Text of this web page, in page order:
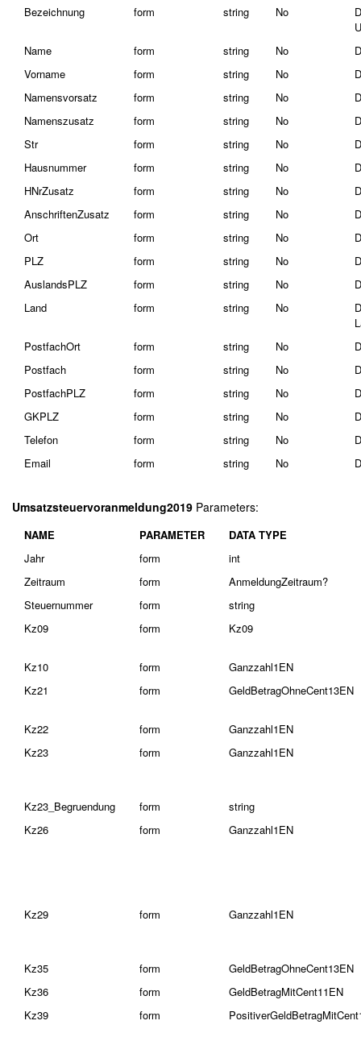
Bezeichnung form string No
Name
form string No
Vorname
form string No
Namensvorsatz
form string No
Namenszusatz
form string No
Str
form string No
Hausnummer
form string No
HNrZusatz
form string No
AnschriftenZusatz
form string No
Ort
form string No
PLZ
form string No
AuslandsPLZ
form string No
Land
form string No
PostfachOrt
form string No
Postfach
form string No
PostfachPLZ
form string No
GKPLZ
form string No
Telefon
form string No
Email
form string No
Umsatzsteuervoranmeldung2019 Parameters:
NAME PARAMETER
DATA TYPE
Jahr
form
int
Zeitraum
form
AnmeldungZeitraum?
Steuernummer
form
string
Kz09
form Kz09
Kz10 form
Ganzzahl1EN
Kz21
form GeldBetragOhneCent13EN
Kz22 form
Ganzzahl1EN
Kz23
form Ganzzahl1EN
Kz23_Begruendung form
string
Kz26
form Ganzzahl1EN
Kz29 form Ganzzahl1EN
Kz35 form
GeldBetragOhneCent13EN
Kz36
form
GeldBetragMitCent11EN
Kz39
form